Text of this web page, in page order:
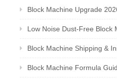
Block Machine Upgrade 2026: Is It Time to Replace
Low Noise Dust-Free Block Machine 2026: Meet Global
Block Machine Shipping & Installation Guide 2026: Overseas
Block Machine Formula Guide 2026: Recycled Waste Mix